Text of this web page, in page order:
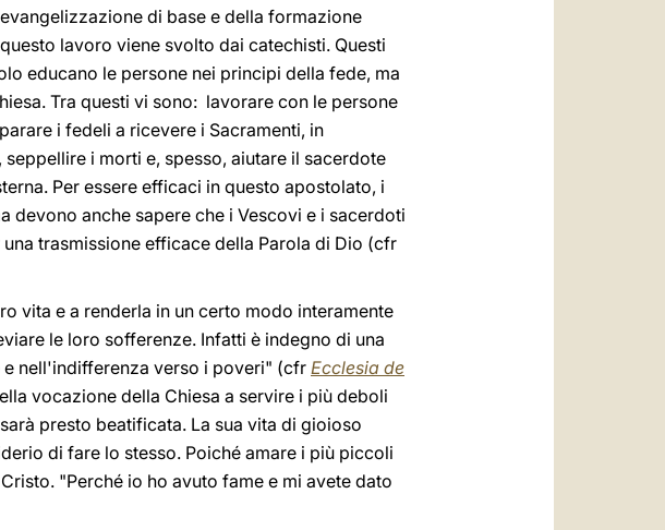
di base e della formazione
lavoro viene svolto dai catechisti. Questi
educano le persone nei principi della fede, ma
Tra questi vi sono: lavorare con le persone
i fedeli a ricevere i Sacramenti, in
i morti e, spesso, aiutare il sacerdote
Per essere efficaci in questo apostolato, i
devono anche sapere che i Vescovi e i sacerdoti
trasmissione efficace della Parola di Dio (cfr
vita e a renderla in un certo modo interamente
le loro sofferenze. Infatti è indegno di una
nell'indifferenza verso i poveri" (cfr Ecclesia de
vocazione della Chiesa a servire i più deboli
presto beatificata. La sua vita di gioioso
di fare lo stesso. Poiché amare i più piccoli
"Perché io ho avuto fame e mi avete dato